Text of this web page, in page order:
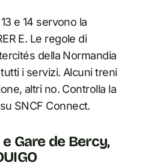
e 14 servono la
E. Le regole di
della Normandia
i servizi. Alcuni treni
altri no. Controlla la
SNCF Connect.
Gare de Bercy,